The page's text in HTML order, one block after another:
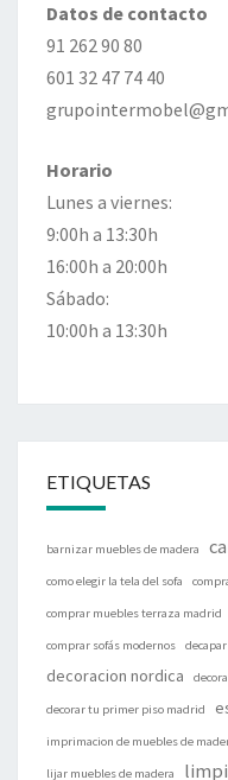
Datos de contacto
91 262 90 80
601 32 47 74 40
Horario
Lunes a viernes:
9:00h a 13:30h
16:00h a 20:00h
Sábado:
10:00h a 13:30h
ETIQUETAS
barnizar muebles de madera
como elegir la tela del sofa
comprar muebles terraza madrid
comprar sofás modernos
decoracion nordica
decorar tu primer piso madrid
imprimacion de muebles de
lijar muebles de madera